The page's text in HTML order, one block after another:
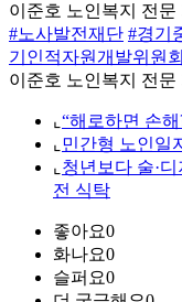
이준호 노인복지 전문
#노사발전재단 #경기
기인적자원개발위원회
이준호 노인복지 전
⌞ “해로하면 손해
⌞ 민간형 노인일
⌞ 청년보다 술·
전 식탁
좋아요0
화나요0
슬퍼요0